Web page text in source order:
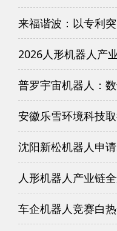
来福谐波：以专利
2026人形机器人产
普罗宇宙机器人：
安徽乐雪环境科技
沈阳新松机器人申
人形机器人产业链
车企机器人竞赛白